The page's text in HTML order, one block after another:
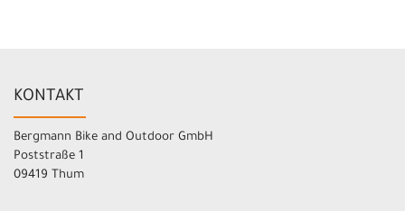
KONTAKT
Bergmann Bike and Outdoor GmbH
Poststraße 1
09419 Thum